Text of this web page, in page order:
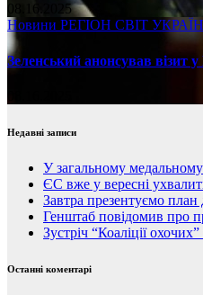
08.16.2025
Новини РЕГІОН СВІТ
Зеленський анонсував візит
Недавні записи
У загальному медальному
ЄС вже у вересні
Завтра презентуємо
Генштаб повідомив про
Зустріч “Коаліції
Останні коментарі